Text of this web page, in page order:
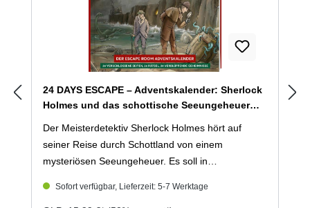
24 DAYS ESCAPE – Adventskalender: Sherlock
Holmes und das schottische Seeungeheuer
Der Meisterdetektiv Sherlock Holmes hört auf
seiner Reise durch Schottland von einem
mysteriösen Seeungeheuer. Es soll in
heimsuchen. Von Neugierde getrieben macht sich
Sofort verfügbar, Lieferzeit: 5-7 Werktage